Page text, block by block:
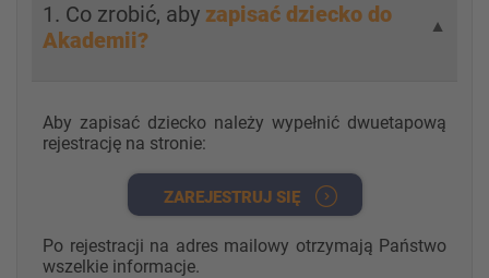
1. Co zrobić, aby zapisać dziecko do
Akademii?
▼
Aby zapisać dziecko należy wypełnić dwuetapową
rejestrację na stronie:
ZAREJESTRUJ SIĘ
Po rejestracji na adres mailowy otrzymają Państwo
wszelkie informacje.